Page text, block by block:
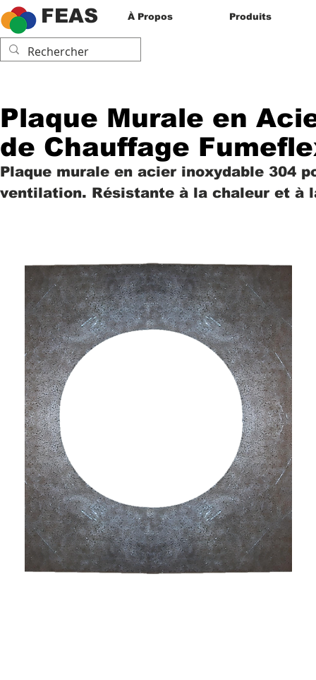
FEAS À Propos Produits
Plaque Murale en
de Chauffage
Plaque murale en acier inoxydable 304
ventilation. Résistante à la chaleur et à